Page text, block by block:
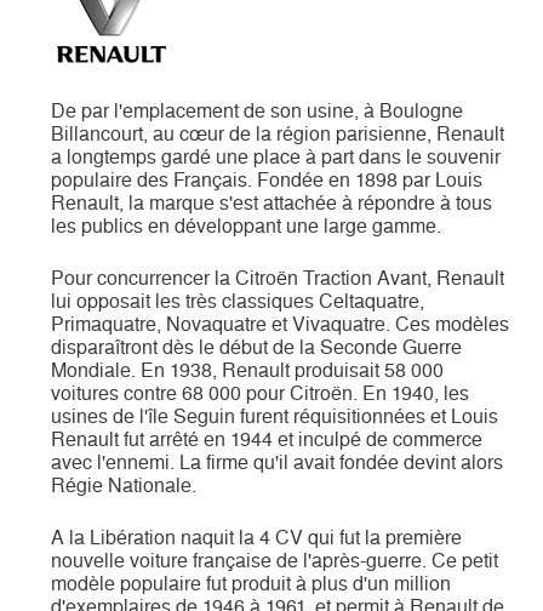
De par l'emplacement de son usine, à Boulogne
Billancourt, au cœur de la région parisienne, Renault
a longtemps gardé une place à part dans le souvenir
populaire des Français. Fondée en 1898 par Louis
Renault, la marque s'est attachée à répondre à tous
les publics en développant une large gamme.
Pour concurrencer la Citroën Traction Avant, Renault
lui opposait les très classiques Celtaquatre,
Primaquatre, Novaquatre et Vivaquatre. Ces modèles
disparaîtront dès le début de la Seconde Guerre
Mondiale. En 1938, Renault produisait 58 000
voitures contre 68 000 pour Citroën. En 1940, les
usines de l'île Seguin furent réquisitionnées et Louis
Renault fut arrêté en 1944 et inculpé de commerce
avec l'ennemi. La firme qu'il avait fondée devint alors
Régie Nationale.
A la Libération naquit la 4 CV qui fut la première
nouvelle voiture française de l'après-guerre. Ce petit
modèle populaire fut produit à plus d'un million